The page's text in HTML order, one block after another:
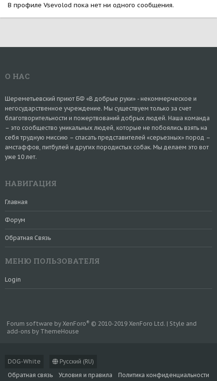
В профиле Vsevolod пока нет ни одного сообщения.
О НАС
Шереметьевский приют БФ «В добрые руки» - некоммерческое и
негосударственное учреждение. Мы существуем только за счет
благотворительности и пожертвований добрых людей. Наша команда
– это сообщество уникальных людей, которые не побоялись взять на
себя трудную миссию – спасать представителей «серьезных» пород –
амстаффов, питбулей и других породистых собак. Мы делаем это вот
уже 10 лет.
НАВИГАЦИЯ
Главная
Форум
Обратная Связь
МЕНЮ ПОЛЬЗОВАТЕЛЯ
Login
DOG-White
Русский (RU)
Обратная связь
Условия и правила Политика конфиденциальности
Forum software by XenForo® © 2010-2019 XenForo Ltd. | Style and
add-ons by ThemeHouse